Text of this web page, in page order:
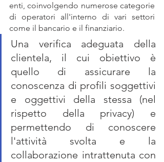
enti, coinvolgendo numerose categorie
di operatori all'interno di vari settori
come il bancario e il finanziario.
Una verifica adeguata della
clientela, il cui obiettivo è
quello di assicurare la
conoscenza di profili soggettivi
e oggettivi della stessa (nel
rispetto della privacy) e
permettendo di conoscere
l'attività svolta e la
collaborazione intrattenuta con